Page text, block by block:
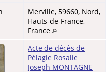
Merville, 59660, Nord,
Hauts-de-France,
France
Acte de décès de
Pélagie Rosalie
Joseph MONTAGNE